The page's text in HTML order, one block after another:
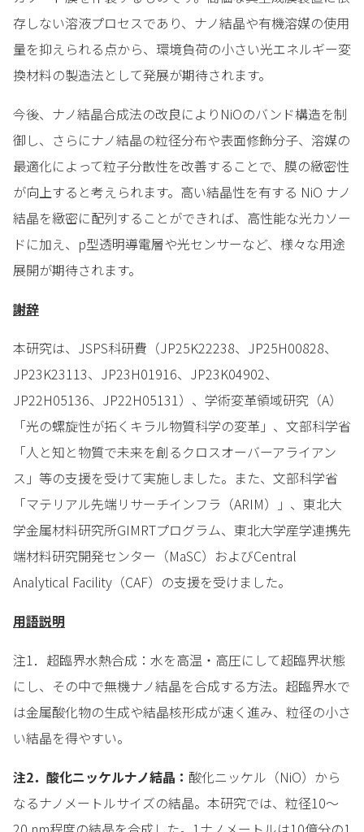
存しない溶液プロセスであり、ナノ結晶や有機溶媒の使用
量を抑えられる点から、環境負荷の小さい光エネルギー変
換材料の製造法として発展が期待されます。
今後、ナノ結晶合成法の改良によりNiOのバンド構造を制
御し、さらにナノ結晶の粒径分布や表面修飾分子、溶媒の
最適化によって粒子分散性を改善することで、膜の緻密性
が向上すると考えられます。高い結晶性を有する NiO ナノ
結晶を緻密に配列することができれば、高性能な光カソー
ドに加え、p型透明導電層や光センサーなど、様々な用途
展開が期待されます。
謝辞
本研究は、JSPS科研費（JP25K22238、JP25H00828、
JP23K23113、JP23H01916、JP23K04902、
JP22H05136、JP22H05131）、学術変革領域研究（A）
「光の螺旋性が拓くキラル物質科学の変革」、文部科学省
「人と知と物質で未来を創るクロスオーバーアライアン
ス」等の支援を受けて実施しました。また、文部科学省
「マテリアル先端リサーチインフラ（ARIM）」、東北大
学金属材料研究所GIMRTプログラム、東北大学産学連携先
端材料研究開発センター（MaSC）およびCentral
Analytical Facility（CAF）の支援を受けました。
用語説明
注1．超臨界水熱合成：水を高温・高圧にして超臨界状態
にし、その中で無機ナノ結晶を合成する方法。超臨界水で
は金属酸化物の生成や結晶核形成が速く進み、粒径の小さ
い結晶を得やすい。
注2．酸化ニッケルナノ結晶： 酸化ニッケル（NiO）から
なるナノメートルサイズの結晶。本研究では、粒径10～